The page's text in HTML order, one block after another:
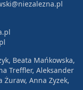
Beata Mańkowska,
Treffler, Aleksander
Żuraw, Anna Zyzek,